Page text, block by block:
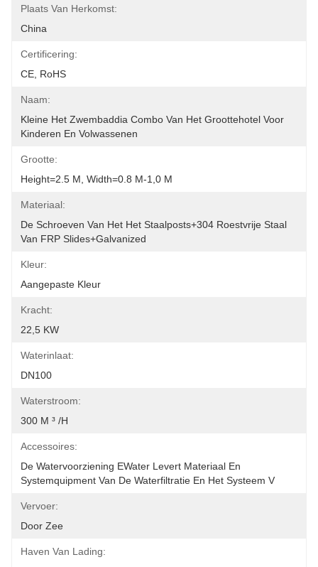
Plaats Van Herkomst:
China
Certificering:
CE, RoHS
Naam:
Kleine Het Zwembaddia Combo Van Het Groottehotel Voor
Kinderen En Volwassenen
Grootte:
Height=2.5 M, Width=0.8 M-1,0 M
Materiaal:
De Schroeven Van Het Het Staalposts+304 Roestvrije Staal
Van FRP Slides+Galvanized
Kleur:
Aangepaste Kleur
Kracht:
22,5 KW
Waterinlaat:
DN100
Waterstroom:
300 M ³ /h
Accessoires:
De Watervoorziening EWater Levert Materiaal En
Systemquipment Van De Waterfiltratie En Het Systeem V
Vervoer:
Door Zee
Haven Van Lading: